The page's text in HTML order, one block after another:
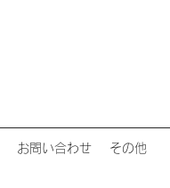
お問い合わせ その他